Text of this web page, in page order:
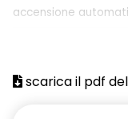
accensione
airbag frontale
scarica il pdf